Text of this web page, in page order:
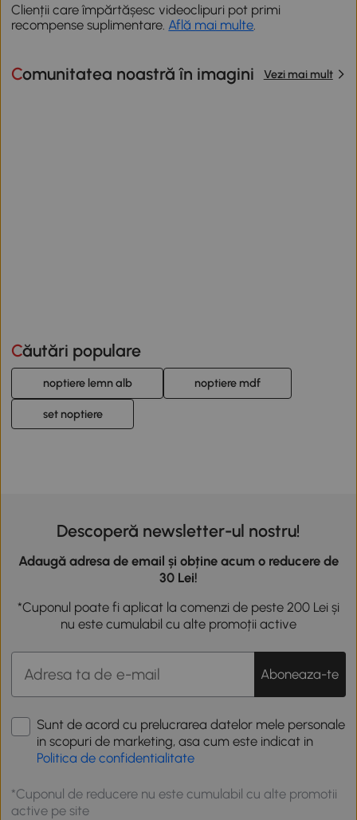
Clienții care împărtășesc videoclipuri pot primi
recompense suplimentare. Află mai multe
Comunitatea noastră în imagini Vezi mai mult
Căutări populare
noptiere lemn alb noptiere mdf
set noptiere
Descoperă newsletter-ul nostru!
Adaugă adresa de email și obține acum o reducere de
30 Lei!
*Cuponul poate fi aplicat la comenzi de peste 200 Lei și
nu este cumulabil cu alte promoții active
Aboneaza-te
Sunt de acord cu prelucrarea datelor mele personale
in scopuri de marketing, asa cum este indicat in
Politica de confidentialitate
*Cuponul de reducere nu este cumulabil cu alte promotii
active pe site